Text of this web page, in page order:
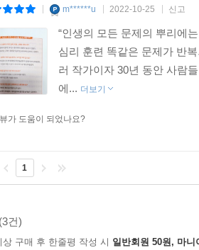
당신은 여전히 부모에게서 독립하지 못
짓눌린 사람도 혼자서 쉽게 할 수 있는
m******u 2022-10-25 신고
“인생의 모든 문제의 뿌리에
심리 훈련 똑같은 문제가 반
러 작가이자 30년 동안 사람
에... 더보기
가 도움이 되었나요?
1
(3건)
상 구매 후 한줄평 작성 시 일반회원 50원, 마니